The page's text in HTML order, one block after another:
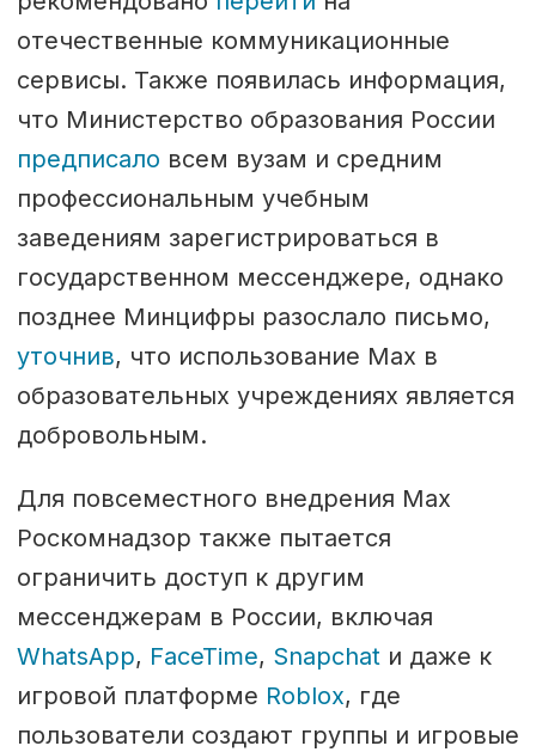
отечественные коммуникационные
сервисы. Также появилась информация,
что Министерство образования России
предписало всем вузам и средним
профессиональным учебным
заведениям зарегистрироваться в
государственном мессенджере, однако
позднее Минцифры разослало письмо,
уточнив, что использование Max в
образовательных учреждениях является
добровольным.
Для повсеместного внедрения Max
Роскомнадзор также пытается
ограничить доступ к другим
мессенджерам в России, включая
WhatsApp, FaceTime, Snapchatи даже к
игровой платформе Roblox, где
пользователи создают группы и игровые